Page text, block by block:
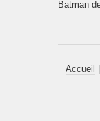
Batman
Accueil